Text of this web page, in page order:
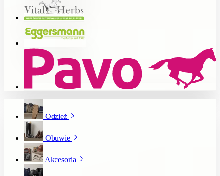
Odzież
Obuwie
Akcesoria